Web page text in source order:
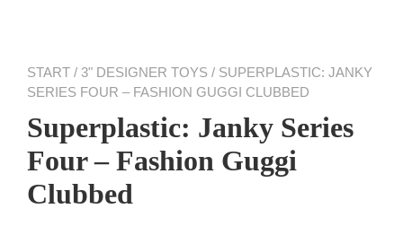
START / 3" DESIGNER TOYS / SUPERPLASTIC: JANKY
SERIES FOUR – FASHION GUGGI CLUBBED
Superplastic: Janky Series
Four – Fashion Guggi
Clubbed